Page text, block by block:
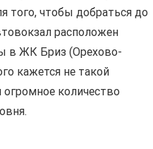
того, чтобы добраться до
расположен
в ЖК Бриз (Орехово-
кажется не такой
количество